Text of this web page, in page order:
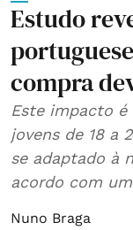
Estudo
compra
Este impacto
jovens de 18 a
se adaptado à
acordo com
Nuno Braga